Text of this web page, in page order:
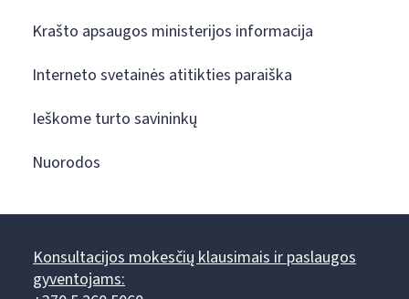
Krašto apsaugos ministerijos informacija
Interneto svetainės atitikties paraiška
Ieškome turto savininkų
Nuorodos
Konsultacijos mokesčių klausimais ir paslaugos
gyventojams: